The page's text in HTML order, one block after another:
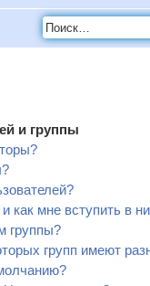
и группы
как мне вступить в
группы?
групп имеют